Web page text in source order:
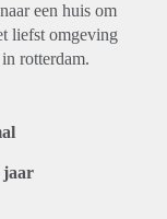
een huis om
liefst omgeving
rotterdam.
jaar